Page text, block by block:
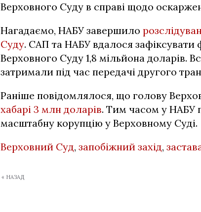
Верховного Суду в справі щодо
Нагадаємо, НАБУ завершило
Суду. САП та НАБУ вдалося зафіксувати
Верховного Суду 1,8 мільйона доларів.
затримали під час передачі другого
Раніше повідомлялося, що голову
хабарі 3 млн доларів. Тим часом у НАБУ
масштабну корупцію у Верховному Суді.
Верховний Суд, запобіжний захід,
« НАЗАД